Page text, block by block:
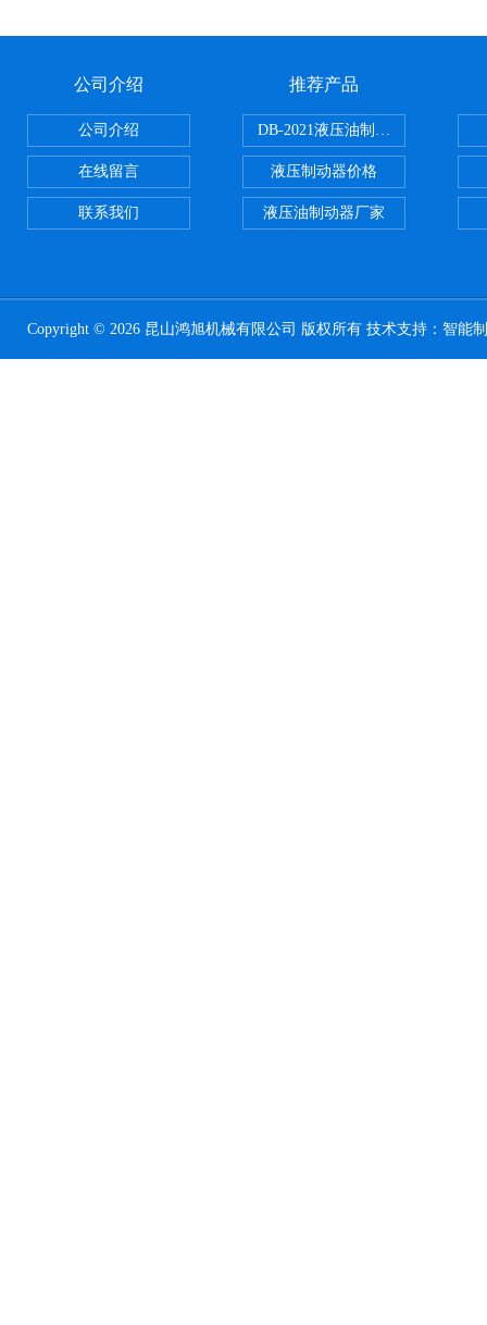
公司介绍
公司介绍
在线留言
联系我们
推荐产品
DB-2021液压油制动器
液压制动器价格
液压油制动器厂家
Copyright © 2026 昆山鸿旭机械有限公司 版权所有 技术支持： 智能